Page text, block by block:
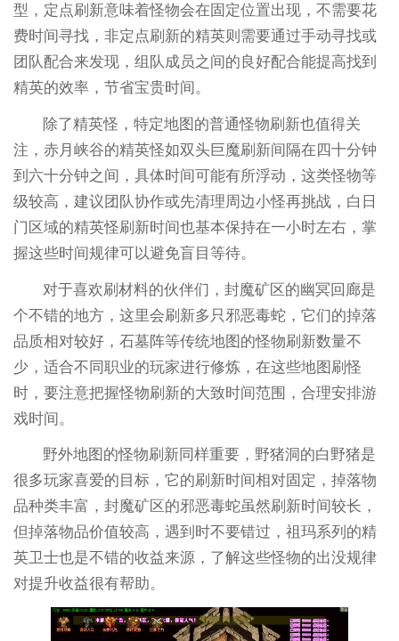
型，定点刷新意味着怪物会在固定位置出现，不需要花
费时间寻找，非定点刷新的精英则需要通过手动寻找或
团队配合来发现，组队成员之间的良好配合能提高找到
精英的效率，节省宝贵时间。
除了精英怪，特定地图的普通怪物刷新也值得关
注，赤月峡谷的精英怪如双头巨魔刷新间隔在四十分钟
到六十分钟之间，具体时间可能有所浮动，这类怪物等
级较高，建议团队协作或先清理周边小怪再挑战，白日
门区域的精英怪刷新时间也基本保持在一小时左右，掌
握这些时间规律可以避免盲目等待。
对于喜欢刷材料的伙伴们，封魔矿区的幽冥回廊是
个不错的地方，这里会刷新多只邪恶毒蛇，它们的掉落
品质相对较好，石墓阵等传统地图的怪物刷新数量不
少，适合不同职业的玩家进行修炼，在这些地图刷怪
时，要注意把握怪物刷新的大致时间范围，合理安排游
戏时间。
野外地图的怪物刷新同样重要，野猪洞的白野猪是
很多玩家喜爱的目标，它的刷新时间相对固定，掉落物
品种类丰富，封魔矿区的邪恶毒蛇虽然刷新时间较长，
但掉落物品价值较高，遇到时不要错过，祖玛系列的精
英卫士也是不错的收益来源，了解这些怪物的出没规律
对提升收益很有帮助。